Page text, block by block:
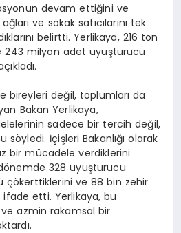
devam ettiğini ve
ve sokak satıcılarını tek
belirtti. Yerlikaya, 216 ton
milyon adet uyuşturucu
bireyleri değil, toplumları da
Bakan Yerlikaya,
sadece bir tercih değil,
İçişleri Bakanlığı olarak
bir mücadele verdiklerini
328 uyuşturucu
çökerttiklerini ve 88 bin zehir
ifade etti. Yerlikaya, bu
ve azmin rakamsal bir